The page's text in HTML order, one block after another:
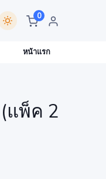
0
หน้าแรก
แพ็ค 2